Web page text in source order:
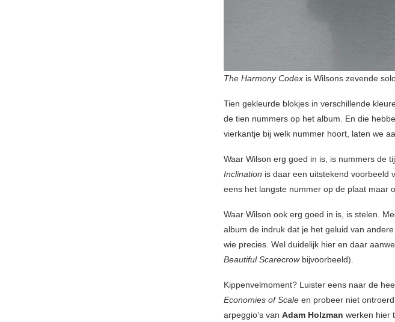
The Harmony Codex is Wilsons zevende
Tien gekleurde blokjes in verschillende
de tien nummers op het album. En die
vierkantje bij welk nummer hoort, laten we
Waar Wilson erg goed in is, is nummers de
Inclination is daar een uitstekend voorbeeld
eens het langste nummer op de plaat maar
Waar Wilson ook erg goed in is, is stelen.
album de indruk dat je het geluid van
wie precies. Wel duidelijk hier en daar
Beautiful Scarecrowbijvoorbeeld).
Kippenvelmoment? Luister eens naar de
Economies of Scale en probeer niet
arpeggio’s van Adam Holzman werken hier